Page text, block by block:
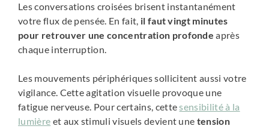
Les conversations croisées brisent instantanément
votre flux de pensée. En fait, il faut vingt minutes
pour retrouver une concentration profonde après
chaque interruption.
Les mouvements périphériques sollicitent aussi votre
vigilance. Cette agitation visuelle provoque une
fatigue nerveuse. Pour certains, cettesensibilité à la
lumière et aux stimuli visuels devient une tension